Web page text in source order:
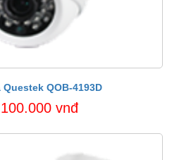
Questek QOB-4193D
vnđ